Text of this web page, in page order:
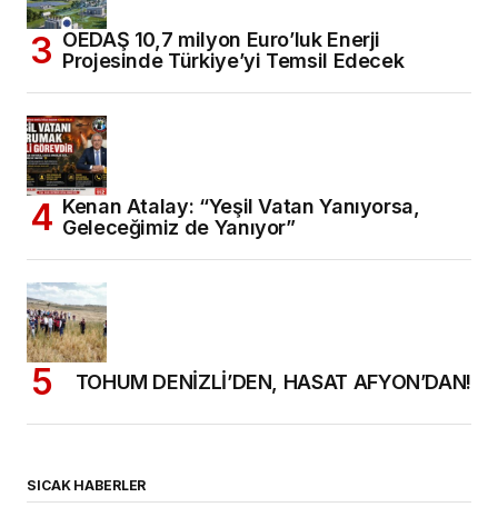
OEDAŞ 10,7 milyon Euro’luk Enerji
Projesinde Türkiye’yi Temsil Edecek
Kenan Atalay: “Yeşil Vatan Yanıyorsa,
Geleceğimiz de Yanıyor”
TOHUM DENİZLİ’DEN, HASAT AFYON’DAN!
SICAK HABERLER